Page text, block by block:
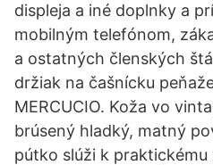
displeja a iné doplnky a
mobilným telefónom,
a ostatných členských
držiak na čašnícku
MERCUCIO. Koža vo
brúsený hladký, matný
pútko slúži k praktickému